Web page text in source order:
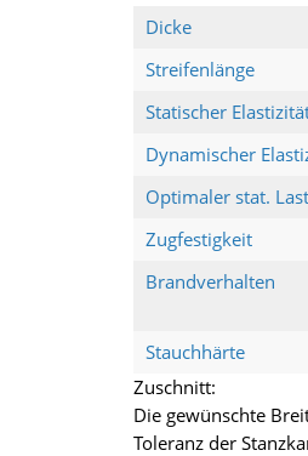
Dicke
Streifenlänge
Statischer
Dynamischer
Optimaler stat.
Zugfestigkeit
Brandverhalten
Stauchhärte
Zuschnitt:
Die gewünschte
Toleranz der